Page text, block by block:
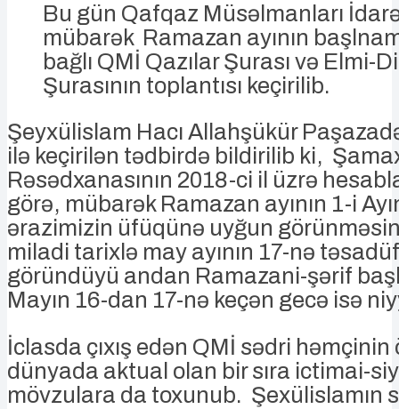
Bu gün Qafqaz Müsəlmanları
mübarək Ramazan ayının
bağlı QMİ Qazılar Şurası və Elmi-
Şurasının toplantısı keçirilib.
Şeyxülislam Hacı Allahşükür
ilə keçirilən tədbirdə bildirilib ki,
Rəsədxanasının 2018-ci il üzrə
görə, mübarək Ramazan ayının 1-i
ərazimizin üfüqünə uyğun
miladi tarixlə may ayının 17-nə
göründüyü andan Ramazani-şərif
Mayın 16-dan 17-nə keçən gecə isə
İclasda çıxış edən QMİ sədri həmçinin
dünyada aktual olan bir sıra ictimai-
mövzulara da toxunub. Şexülislamın